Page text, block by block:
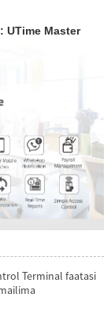
UTime Master
Terminal faatasi